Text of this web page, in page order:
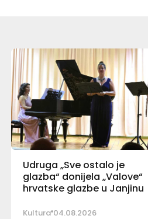
Udruga „Sve ostalo je
glazba“ donijela „Valove“
hrvatske glazbe u Janjinu
Kultura 04.08.2026